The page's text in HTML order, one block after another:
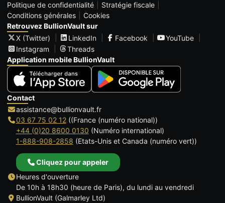
Politique de confidentialité
Stratégie fiscale
Conditions générales
Cookies
Retrouvez BullionVault sur
X (Twitter)
LinkedIn Facebook
YouTube
Instagram
Threads
Application mobile BullionVault
Contact
assistance@bullionvault.fr
03 67 75 02 12((France (numéro national))
+44 (0)20 8600 0130 (Numéro international)
1-888-908-2858 (Etats-Unis et Canada (numéro vert))
Cliquez pour appeler
Heures d'ouverture
De 10h à 18h30 (heure de Paris), du lundi au vendredi
BullionVault (Galmarley Ltd)